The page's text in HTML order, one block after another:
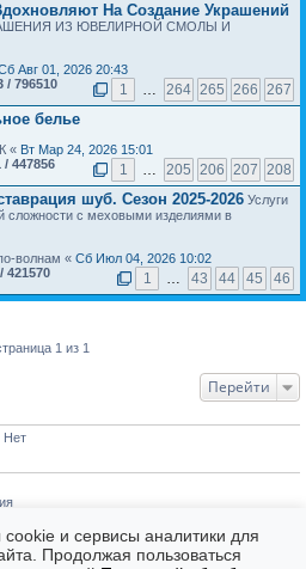
На Создание Украшений
ИЗ ЮВЕЛИРНОЙ СМОЛЫ И
Авг 01, 2026 20:43
/ 796510 1 … 264 265 266 267
белье
« Вт Мар 24, 2026 15:01
/ 447856 1 … 205 206 207 208
шуб. Сезон 2025-2026 Услуги
сложности с меховыми изделиями в
волнам « Сб Июл 04, 2026 10:02
421570 1 … 43 44 45 46
1 из 1
Перейти
Нет
и сервисы аналитики для
Продолжая пользоваться